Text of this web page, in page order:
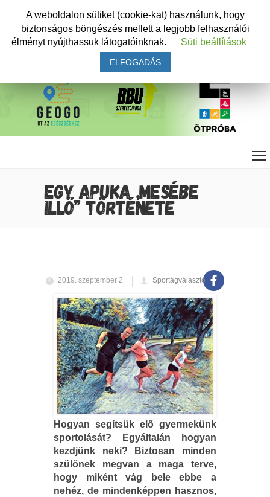
EGY APUKA „MESÉBE
ILLŐ” TÖRTÉNETE
2019. szeptember 2. Sportágválasztó
Hogyan segítsük elő gyermekünk
sportolását? Egyáltalán hogyan
kezdjünk neki? Biztosan minden
szülőnek megvan a maga terve,
hogy miként vág bele ebbe a
nehéz, de mindenképpen hasznos,
A weboldalon sütiket (cookie-kat) használunk, hogy
biztonságos böngészés mellett a legjobb felhasználói
élményt nyújthassuk látogatóinknak.
Süti beállítások
ELFOGADÁS